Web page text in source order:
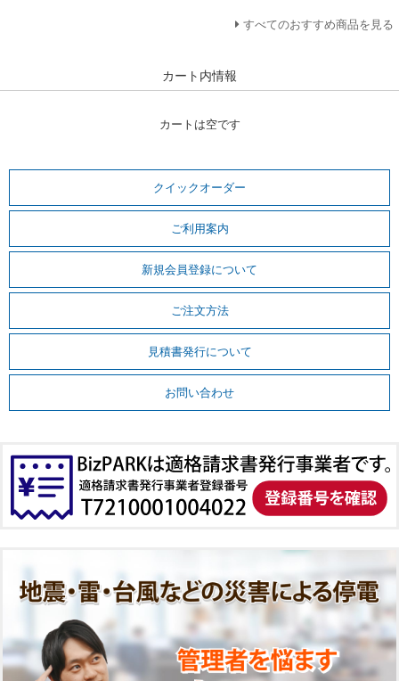
すべてのおすすめ商品を見る
カート内情報
カートは空です
クイックオーダー
ご利用案内
新規会員登録について
ご注文方法
見積書発行について
お問い合わせ